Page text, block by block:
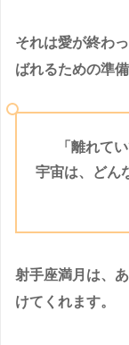
それは愛が終わ
ばれるための準
「離れて
宇宙は、どん
射手座満月は、
けてくれます。